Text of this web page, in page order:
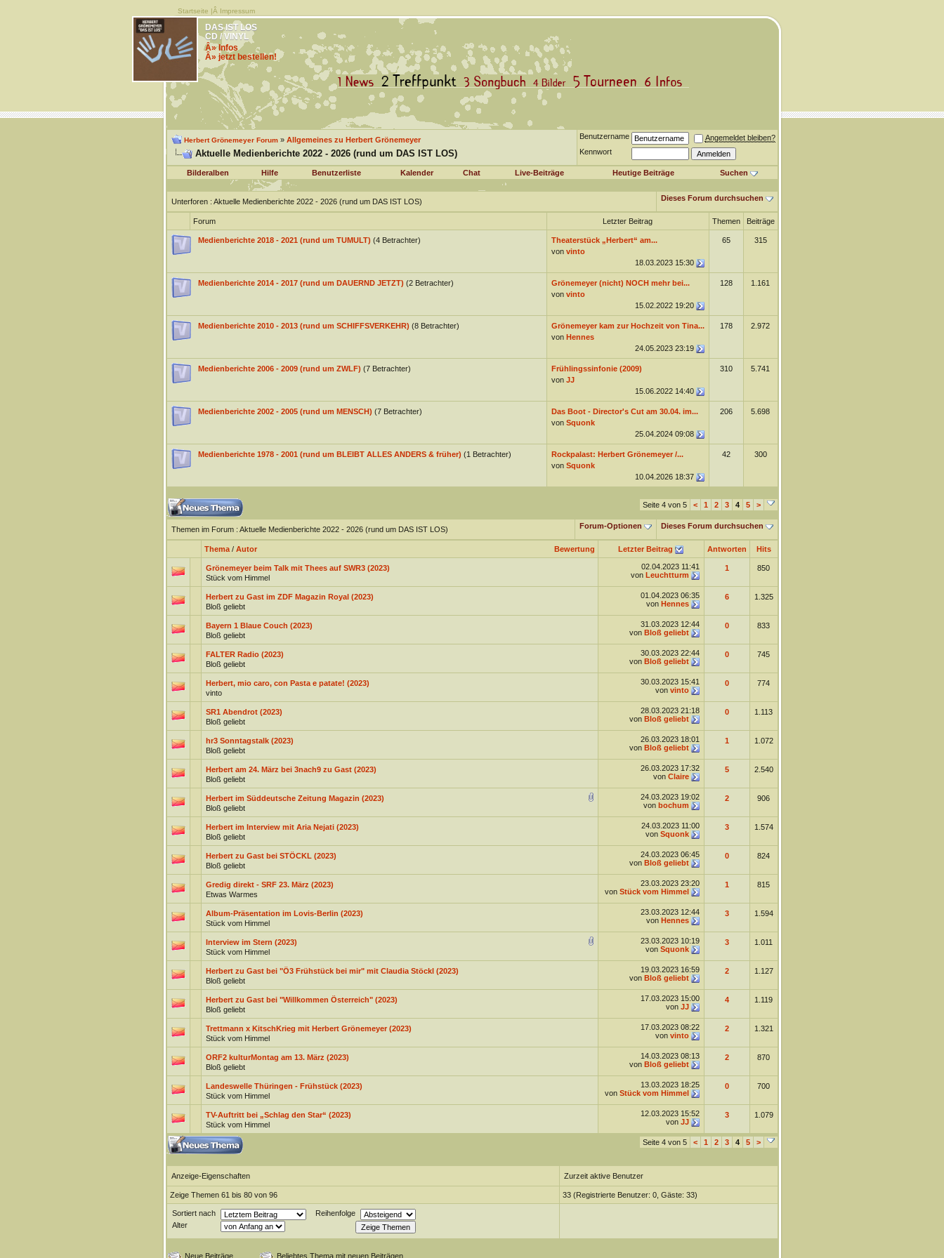
Startseite |Â Impressum
DAS IST LOS
CD / VINYL
Â» Infos
Â» jetzt bestellen!
Herbert Grönemeyer Forum» Allgemeines zu Herbert Grönemeyer
Aktuelle Medienberichte 2022 - 2026 (rund um DAS IST LOS)
Benutzername
Angemeldet bleiben?
Kennwort
Bilderalben Hilfe Benutzerliste Kalender Chat Live-Beiträge Heutige Beiträge Suchen
Unterforen: Aktuelle Medienberichte 2022 - 2026 (rund um DAS IST LOS) Dieses Forum durchsuchen
Forum Letzter Beitrag Themen Beiträge
Medienberichte 2018 - 2021 (rund um TUMULT) (4 Betrachter)
Theaterstück „Herbert“ am...
von vinto
18.03.2023 15:30
65 315
Medienberichte 2014 - 2017 (rund um DAUERND JETZT) (2 Betrachter)
Grönemeyer (nicht) NOCH mehr bei...
von vinto
15.02.2022 19:20
128 1.161
Medienberichte 2010 - 2013 (rund um SCHIFFSVERKEHR) (8 Betrachter)
Grönemeyer kam zur Hochzeit von Tina...
von Hennes
24.05.2023 23:19
178 2.972
Medienberichte 2006 - 2009 (rund um ZWLF) (7 Betrachter)
Frühlingssinfonie (2009)
von JJ
15.06.2022 14:40
310 5.741
Medienberichte 2002 - 2005 (rund um MENSCH) (7 Betrachter)
Das Boot - Director's Cut am 30.04. im...
von Squonk
25.04.2024 09:08
206 5.698
Medienberichte 1978 - 2001 (rund um BLEIBT ALLES ANDERS & früher) (1 Betrachter)
Rockpalast: Herbert Grönemeyer /...
von Squonk
10.04.2026 18:37
42 300
Seite 4 von 5 < 1 2 3 4 5 >
Themen im Forum: Aktuelle Medienberichte 2022 - 2026 (rund um DAS IST LOS) Forum-Optionen Dieses Forum durchsuchen
Bewertung
Thema/ Autor Letzter Beitrag Antworten Hits
Grönemeyer beim Talk mit Thees auf SWR3 (2023)
Stück vom Himmel
02.04.2023 11:41
von Leuchtturm
1 850
Herbert zu Gast im ZDF Magazin Royal (2023)
Bloß geliebt
01.04.2023 06:35
von Hennes
6 1.325
Bayern 1 Blaue Couch (2023)
Bloß geliebt
31.03.2023 12:44
von Bloß geliebt
0 833
FALTER Radio (2023)
Bloß geliebt
30.03.2023 22:44
von Bloß geliebt
0 745
Herbert, mio caro, con Pasta e patate! (2023)
vinto
30.03.2023 15:41
von vinto
0 774
SR1 Abendrot (2023)
Bloß geliebt
28.03.2023 21:18
von Bloß geliebt
0 1.113
hr3 Sonntagstalk (2023)
Bloß geliebt
26.03.2023 18:01
von Bloß geliebt
1 1.072
Herbert am 24. März bei 3nach9 zu Gast (2023)
Bloß geliebt
26.03.2023 17:32
von Claire
5 2.540
Herbert im Süddeutsche Zeitung Magazin (2023)
Bloß geliebt
24.03.2023 19:02
von bochum
2 906
Herbert im Interview mit Aria Nejati (2023)
Bloß geliebt
24.03.2023 11:00
von Squonk
3 1.574
Herbert zu Gast bei STÖCKL (2023)
Bloß geliebt
24.03.2023 06:45
von Bloß geliebt
0 824
Gredig direkt - SRF 23. März (2023)
Etwas Warmes
23.03.2023 23:20
von Stück vom Himmel
1 815
Album-Präsentation im Lovis-Berlin (2023)
Stück vom Himmel
23.03.2023 12:44
von Hennes
3 1.594
Interview im Stern (2023)
Stück vom Himmel
23.03.2023 10:19
von Squonk
3 1.011
Herbert zu Gast bei "Ö3 Frühstück bei mir" mit Claudia Stöckl (2023)
Bloß geliebt
19.03.2023 16:59
von Bloß geliebt
2 1.127
Herbert zu Gast bei "Willkommen Österreich" (2023)
Bloß geliebt
17.03.2023 15:00
von JJ
4 1.119
Trettmann x KitschKrieg mit Herbert Grönemeyer (2023)
Stück vom Himmel
17.03.2023 08:22
von vinto
2 1.321
ORF2 kulturMontag am 13. März (2023)
Bloß geliebt
14.03.2023 08:13
von Bloß geliebt
2 870
Landeswelle Thüringen - Frühstück (2023)
Stück vom Himmel
13.03.2023 18:25
von Stück vom Himmel
0 700
TV-Auftritt bei „Schlag den Star“ (2023)
Stück vom Himmel
12.03.2023 15:52
von JJ
3 1.079
Seite 4 von 5 < 1 2 3 4 5 >
Anzeige-Eigenschaften Zurzeit aktive Benutzer
Zeige Themen 61 bis 80 von 96 33 (Registrierte Benutzer: 0, Gäste: 33)
Sortiert nach
Reihenfolge
Alter
Neue Beiträge Beliebtes Thema mit neuen Beiträgen